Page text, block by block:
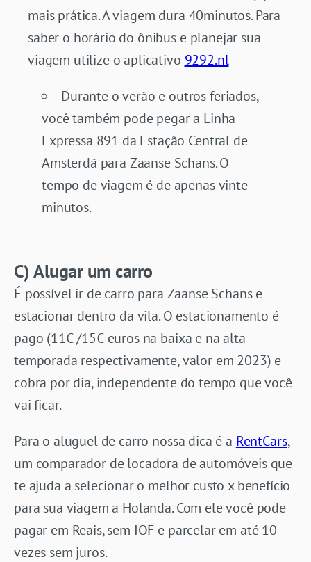
mais prática. A viagem dura 40minutos. Para
saber o horário do ônibus e planejar sua
viagem utilize o aplicativo 9292.nl
Durante o verão e outros feriados,
você também pode pegar a Linha
Expressa 891 da Estação Central de
Amsterdã para Zaanse Schans. O
tempo de viagem é de apenas vinte
minutos.
C) Alugar um carro
É possível ir de carro para Zaanse Schans e
estacionar dentro da vila. O estacionamento é
pago (11€ /15€ euros na baixa e na alta
temporada respectivamente, valor em 2023) e
cobra por dia, independente do tempo que você
vai ficar.
Para o aluguel de carro nossa dica é a RentCars,
um comparador de locadora de automóveis que
te ajuda a selecionar o melhor custo x benefício
para sua viagem a Holanda. Com ele você pode
pagar em Reais, sem IOF e parcelar em até 10
vezes sem juros.